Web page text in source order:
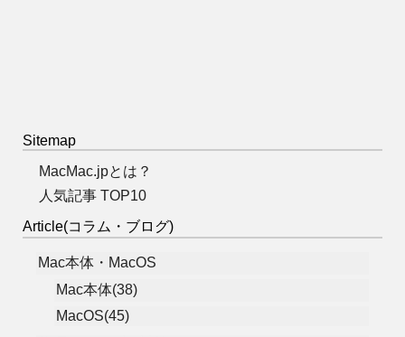
Sitemap
MacMac.jpとは？
人気記事 TOP10
Article(コラム・ブログ)
Mac本体・MacOS
Mac本体(38)
MacOS(45)